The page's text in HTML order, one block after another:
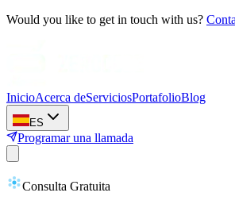
Would you like to get in touch with us?
InicioAcerca deServiciosPortafolioBlog
ES
Programar una llamada
Consulta Gratuita